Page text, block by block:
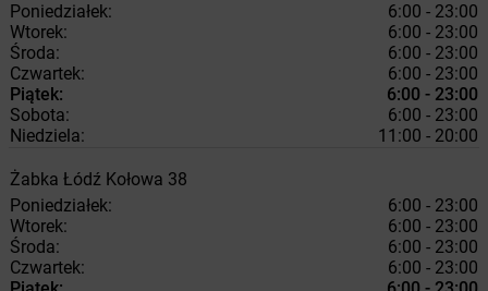
Poniedziałek:
6:00 - 23:00
Wtorek:
6:00 - 23:00
Środa:
6:00 - 23:00
Czwartek:
6:00 - 23:00
Piątek:
6:00 - 23:00
Sobota:
6:00 - 23:00
Niedziela:
11:00 - 20:00
Żabka Łódź Kołowa 38
Poniedziałek:
6:00 - 23:00
Wtorek:
6:00 - 23:00
Środa:
6:00 - 23:00
Czwartek:
6:00 - 23:00